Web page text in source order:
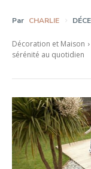
Par CHARLIE
Décoration et Maison
sérénité au quotidien